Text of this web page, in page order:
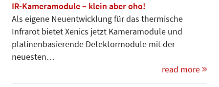
IR-Kameramodule – klein aber oho!
Als eigene Neuentwicklung für das thermische
Infrarot bietet Xenics jetzt Kameramodule und
platinenbasierende Detektormodule mit der
neuesten…
read more